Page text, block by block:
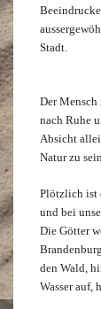
Stadt.
Der
nach Ruhe
Absicht
Natur zu
Plötzlich ist
und bei
Die Götter
den Wald,
Wasser auf,